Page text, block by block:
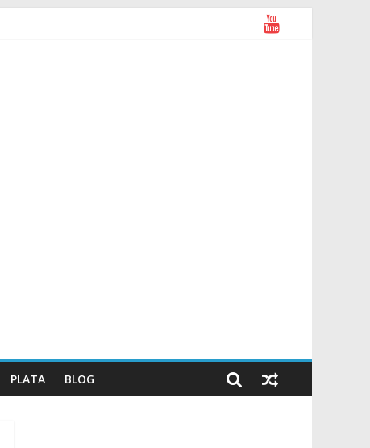
PLATA BLOG